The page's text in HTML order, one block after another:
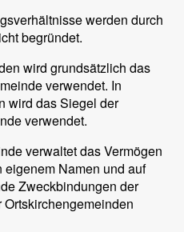
werden durch
begründet.
wird grundsätzlich das
verwendet. In
wird das Siegel der
verwendet.
verwaltet das Vermögen
Namen und auf
Zweckbindungen der